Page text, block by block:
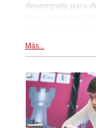
desempate para
Más...